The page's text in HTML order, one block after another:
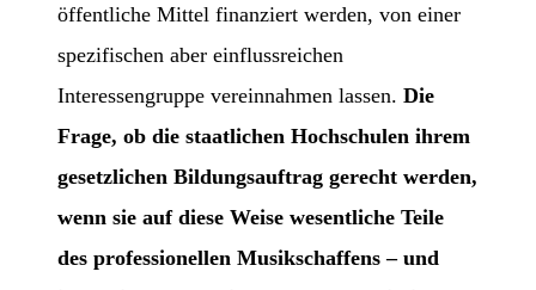
öffentliche Mittel finanziert werden, von einer
spezifischen aber einflussreichen
Interessengruppe vereinnahmen lassen. Die
Frage, ob die staatlichen Hochschulen ihrem
gesetzlichen Bildungsauftrag gerecht werden,
wenn sie auf diese Weise wesentliche Teile
des professionellen Musikschaffens – und